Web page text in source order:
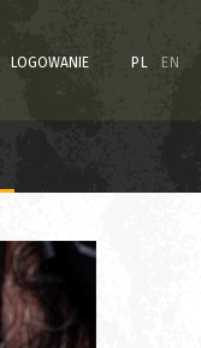
LOGOWANIE PL EN